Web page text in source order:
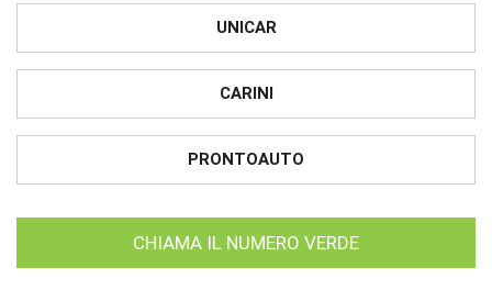
UNICAR
CARINI
PRONTOAUTO
CHIAMA IL NUMERO VERDE